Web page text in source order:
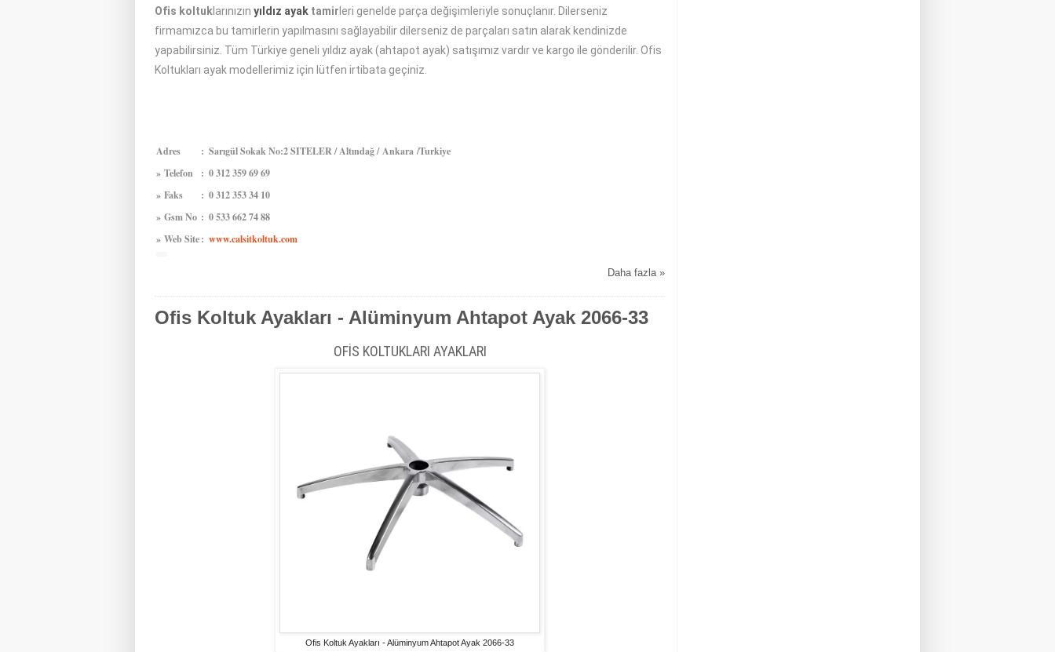
Ofis koltuklarınızın yıldız ayak tamirleri genelde parça değişimleriyle sonuçlanır. Dilerseniz
firmamızca bu tamirlerin yapılmasını sağlayabilir dilerseniz de parçaları satın alarak kendinizde
yapabilirsiniz. Tüm Türkiye geneli yıldız ayak (ahtapot ayak) satışımız vardır ve kargo ile gönderilir. Ofis
Koltukları ayak modellerimiz için lütfen irtibata geçiniz.
Adres : Sarıgül Sokak No:2 SITELER / Altındağ / Ankara /Turkiye
» Telefon : 0 312 359 69 69
» Faks : 0 312 353 34 10
» Gsm No : 0 533 662 74 88
» Web Site: www.calsitkoltuk.com
Daha fazla »
Ofis Koltuk Ayakları - Alüminyum Ahtapot Ayak 2066-33
OFİS KOLTUKLARI AYAKLARI
Ofis Koltuk Ayakları - Alüminyum Ahtapot Ayak 2066-33